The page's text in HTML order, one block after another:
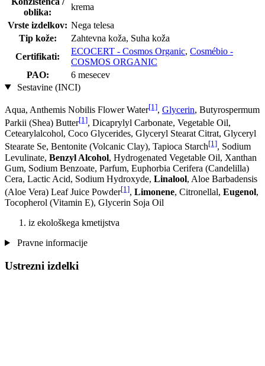
oblika:
krema
Vrste izdelkov: Nega telesa
Tip kože:
Zahtevna koža, Suha koža
Certifikati:
ECOCERT - Cosmos Organic, Cosmébio -
COSMOS ORGANIC
PAO:
6 mesecev
Sestavine (INCI)
Aqua, Anthemis Nobilis Flower Water[1], Glycerin, Butyrospermum
Parkii (Shea) Butter[1], Dicaprylyl Carbonate, Vegetable Oil,
Cetearylalcohol, Coco Glycerides, Glyceryl Stearat Citrat, Glyceryl
Stearate Se, Bentonite (Volcanic Clay), Tapioca Starch[1], Sodium
Levulinate, Benzyl Alcohol, Hydrogenated Vegetable Oil, Xanthan
Gum, Sodium Benzoate, Parfum, Euphorbia Cerifera (Candelilla)
Cera, Lactic Acid, Sodium Hydroxyde, Linalool, Aloe Barbadensis
(Aloe Vera) Leaf Juice Powder[1], Limonene, Citronellal, Eugenol,
Tocopherol (Vitamin E), Glycerin Soja Oil
iz ekološkega kmetijstva
Pravne informacije
Ustrezni izdelki